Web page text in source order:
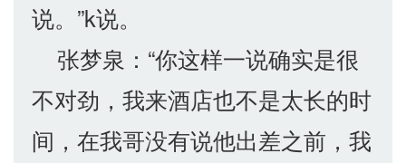
说。”k说。
张梦泉：“你这样一说确实是很
不对劲，我来酒店也不是太长的时
间，在我哥没有说他出差之前，我